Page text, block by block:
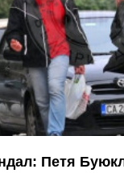
Петя